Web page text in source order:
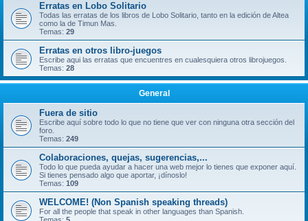
Erratas en Lobo Solitario
Todas las erratas de los libros de Lobo Solitario, tanto en la edición de Altea
como la de Timun Mas.
Temas: 29
Erratas en otros libro-juegos
Escribe aqui las erratas que encuentres en cualesquiera otros librojuegos.
Temas: 28
General
Fuera de sitio
Escribe aquí sobre todo lo que no tiene que ver con ninguna otra sección del
foro.
Temas: 249
Colaboraciones, quejas, sugerencias,...
Todo lo que pueda ayudar a hacer una web mejor lo tienes que exponer aquí.
Si tienes pensado algo que aportar, ¡dínoslo!
Temas: 109
WELCOME! (Non Spanish speaking threads)
For all the people that speak in other languages than Spanish.